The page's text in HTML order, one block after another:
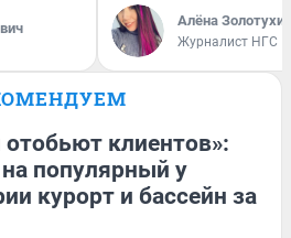
Алёна
Журналист НГС
клиентов»:
популярный у
курорт и бассейн за